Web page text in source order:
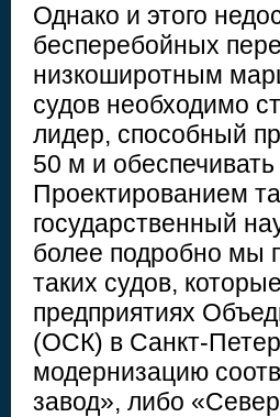
Однако и этого
бесперебойных
низкоширотным
судов необходимо
лидер, способный
50 м и
Проектированием
государственный
более подробно мы
таких судов,
предприятиях
(ОСК) в Санкт-
модернизацию
завод», либо